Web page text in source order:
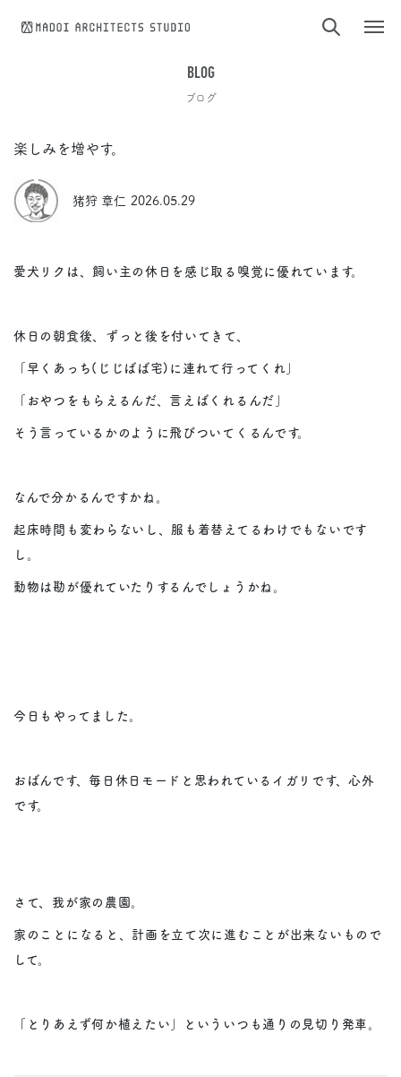
BLOG
ブログ
楽しみを増やす。
猪狩 章仁 2026.05.29
愛犬リクは、飼い主の休日を感じ取る嗅覚に優れています。
休日の朝食後、ずっと後を付いてきて、
「早くあっち(じじばば宅)に連れて行ってくれ」
「おやつをもらえるんだ、言えばくれるんだ」
そう言っているかのように飛びついてくるんです。
なんで分かるんですかね。
起床時間も変わらないし、服も着替えてるわけでもないです
し。
動物は勘が優れていたりするんでしょうかね。
今日もやってました。
おばんです、毎日休日モードと思われているイガリです、心外
です。
さて、我が家の農園。
家のことになると、計画を立て次に進むことが出来ないもので
して。
「とりあえず何か植えたい」といういつも通りの見切り発車。